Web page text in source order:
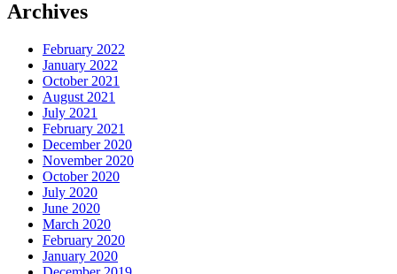
Archives
February 2022
January 2022
October 2021
August 2021
July 2021
February 2021
December 2020
November 2020
October 2020
July 2020
June 2020
March 2020
February 2020
January 2020